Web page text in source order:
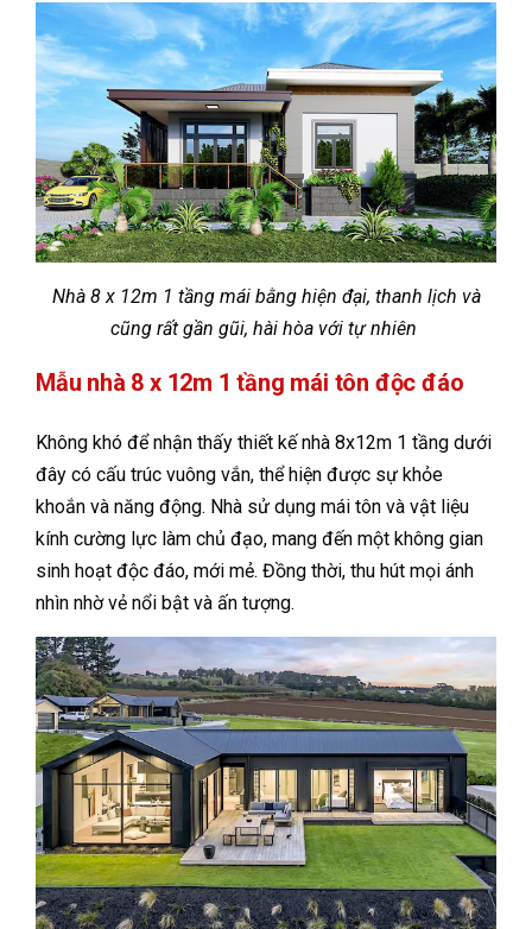
Nhà 8 x 12m 1 tầng mái bằng hiện đại, thanh lịch và
cũng rất gần gũi, hài hòa với tự nhiên
Mẫu nhà 8 x 12m 1 tầng mái tôn độc đáo
Không khó để nhận thấy thiết kế nhà 8x12m 1 tầng dưới
đây có cấu trúc vuông vắn, thể hiện được sự khỏe
khoắn và năng động. Nhà sử dụng mái tôn và vật liệu
kính cường lực làm chủ đạo, mang đến một không gian
sinh hoạt độc đáo, mới mẻ. Đồng thời, thu hút mọi ánh
nhìn nhờ vẻ nổi bật và ấn tượng.